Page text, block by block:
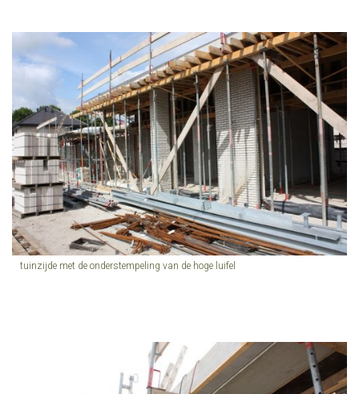
tuinzijde met de onderstempeling van de hoge luifel